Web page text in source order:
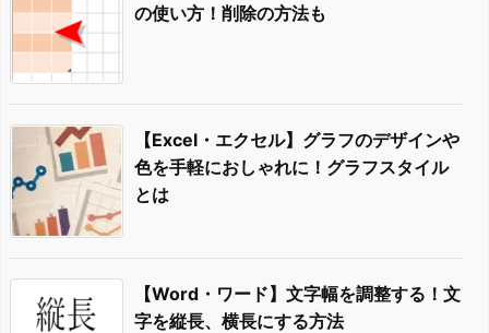
の使い方！削除の方法も
【Excel・エクセル】グラフのデザインや
色を手軽におしゃれに！グラフスタイル
とは
【Word・ワード】文字幅を調整する！文
字を縦長、横長にする方法